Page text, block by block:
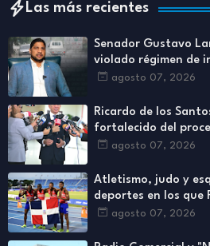
Las más recientes
Senador Gustavo
violado régimen de
establecidos en Ley
agosto 07, 2026
Ricardo de los
fortalecido del
nuevas autoridades
agosto 07, 2026
Atletismo, judo y
deportes en los que
ha destacado más
agosto 07, 2026